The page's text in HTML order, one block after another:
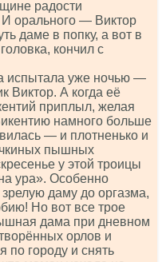
радости
И орального — Виктор
даме в попку, а вот в
кончил с
испытала уже ночью —
Виктор. А когда её
приплыл, желая
намного больше
— и плотненько и
пышных
у этой троицы
ура». Особенно
даму до оргазма,
Но вот все трое
дама при дневном
орлов и
по городу и снять